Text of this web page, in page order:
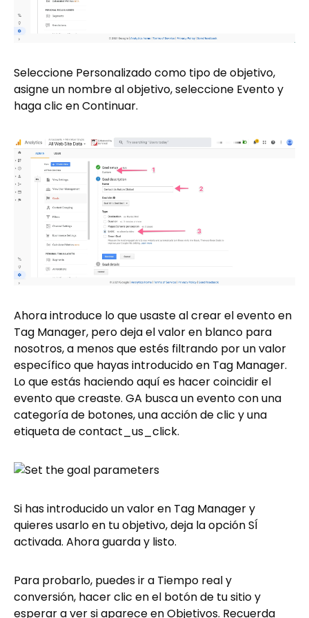
Seleccione Personalizado como tipo de objetivo,
asigne un nombre al objetivo, seleccione Evento y
haga clic en Continuar.
Ahora introduce lo que usaste al crear el evento en
Tag Manager, pero deja el valor en blanco para
nosotros, a menos que estés filtrando por un valor
específico que hayas introducido en Tag Manager.
Lo que estás haciendo aquí es hacer coincidir el
evento que creaste. GA busca un evento con una
categoría de botones, una acción de clic y una
etiqueta de contact_us_click.
Si has introducido un valor en Tag Manager y
quieres usarlo en tu objetivo, deja la opción SÍ
activada. Ahora guarda y listo.
Para probarlo, puedes ir a Tiempo real y
conversión, hacer clic en el botón de tu sitio y
esperar a ver si aparece en Objetivos. Recuerda